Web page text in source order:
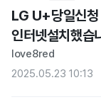
LG U+당일신청
인터넷설치했습
love8red
2025.05.23 10:13